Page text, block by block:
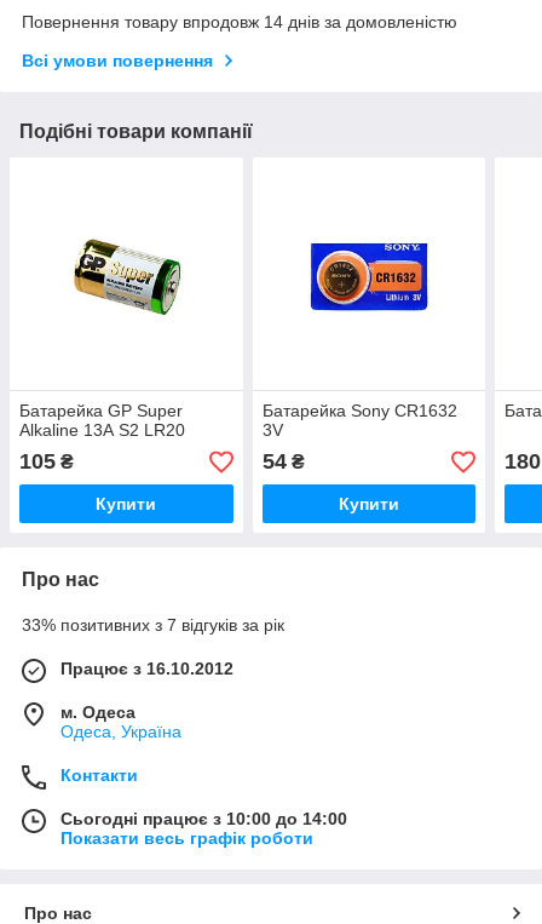
Повернення товару впродовж 14 днів за домовленістю
Всі умови повернення
Подібні товари компанії
Батарейка GP Super
Alkaline 13А S2 LR20
105 ₴
Купити
Батарейка Sony CR1632
3V
54₴
Купити
180
Про нас
33% позитивних з 7 відгуків за рік
Працює з 16.10.2012
м. Одеса
Одеса, Україна
Контакти
Сьогодні працює з 10:00 до 14:00
Показати весь графік роботи
Про нас